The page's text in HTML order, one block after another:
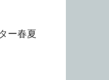
ー春夏